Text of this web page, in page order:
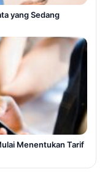
yang Sedang
Menentukan Tarif